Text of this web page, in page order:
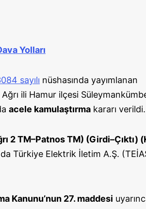
Yolları
sayılı nüshasında yayımlanan
Ağrı ili Hamur ilçesi
acele kamulaştırma kararı verildi.
2 TM–Patnos TM) (Girdi–Çıktı)
Türkiye Elektrik İletim A.Ş.
Kanunu’nun 27. maddesi